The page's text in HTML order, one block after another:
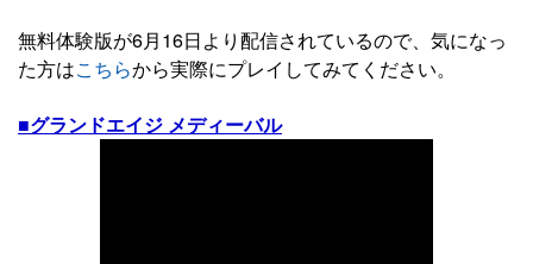
無料体験版が6月16日より配信されているので、気になっ
た方はこちらから実際にプレイしてみてください。
■グランドエイジ メディーバル